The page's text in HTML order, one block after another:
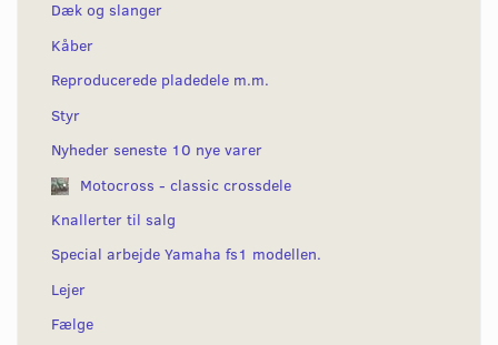
Dæk og slanger
Kåber
Reproducerede pladedele m.m.
Styr
Nyheder seneste 10 nye varer
Motocross - classic crossdele
Knallerter til salg
Special arbejde Yamaha fs1 modellen.
Lejer
Fælge